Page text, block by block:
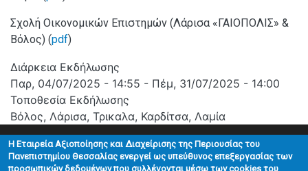
Σχολή Οικονομικών Επιστημών (Λάρισα «ΓΑΙΟΠΟΛΙΣ» &
Βόλος) (pdf)
Διάρκεια Εκδήλωσης
Παρ, 04/07/2025 - 14:55 - Πέμ, 31/07/2025 - 14:00
Τοποθεσία Εκδήλωσης
Βόλος, Λάρισα, Τρικαλα, Καρδίτσα, Λαμία
H Εταιρεία Αξιοποίησης και Διαχείρισης της Περιουσίας του
Πανεπιστημίου Θεσσαλίας ενεργεί ως υπεύθυνος επεξεργασίας των
προσωπικών δεδομένων που συλλέγονται μέσω των cookies του